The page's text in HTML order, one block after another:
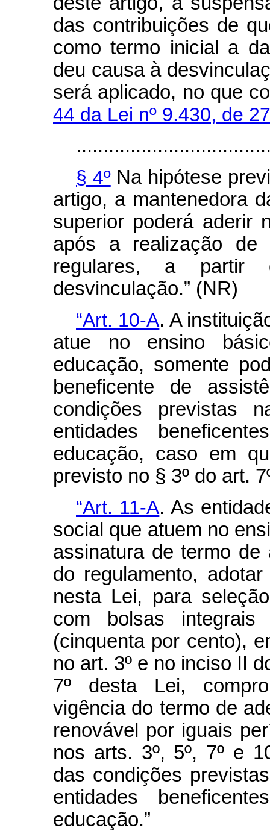
das contribuições de
como termo inicial a
deu causa à
será aplicado, no que
44 da Lei nº 9.430, de
§ 4ºNa hipótese
artigo, a mantenedora
superior poderá aderir
após a realização de
regulares, a
desvinculação.” (NR)
“Art. 10-A. A
atue no ensino
educação, somente
beneficente de
condições previstas
entidades
educação, caso em
previsto no § 3º do art.
“Art. 11-A. As
social que atuem no
assinatura de termo de
do regulamento,
nesta Lei, para
com bolsas
(cinquenta por cento),
no art. 3º e no inciso II
7º desta Lei,
vigência do termo de
renovável por iguais
nos arts. 3º, 5º, 7º e
das condições
entidades
educação.”